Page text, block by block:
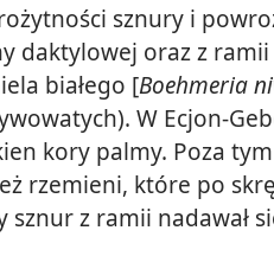
sznury i
daktylowej oraz z
białego [Boehmeria
W Ecjon-
kory palmy. Poza
rzemieni, które po
sznur z ramii nadawał